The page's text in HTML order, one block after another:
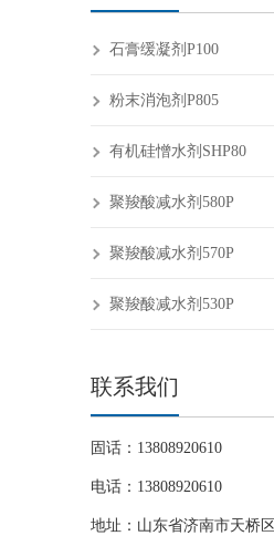
石膏缓凝剂P100
粉末消泡剂P805
有机硅憎水剂SHP80
聚羧酸减水剂580P
聚羧酸减水剂570P
聚羧酸减水剂530P
联系我们
固话：13808920610
电话：13808920610
地址：山东省济南市天桥